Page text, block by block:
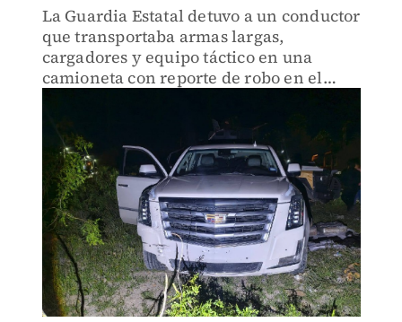
La Guardia Estatal detuvo a un conductor
que transportaba armas largas,
cargadores y equipo táctico en una
camioneta con reporte de robo en el